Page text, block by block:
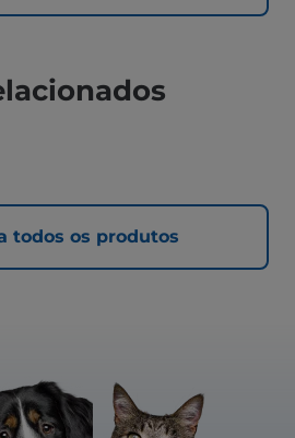
todos os produtos